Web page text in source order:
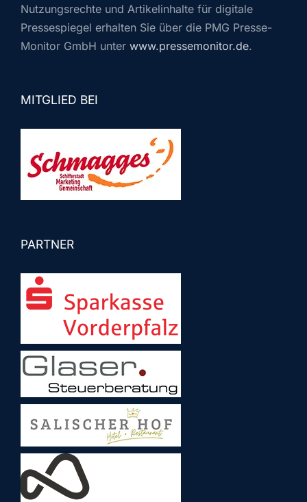
Nutzungsrechte und Artikelinhalte für digitale
Pressespiegel erhalten Sie über die PMG Presse-
Monitor GmbH unter www.pressemonitor.de.
MITGLIED BEI
PARTNER